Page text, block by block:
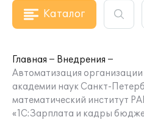
Каталог
Главная
Внедрения
Автоматизация
академии наук Санкт-
математический институт
«1С:Зарплата и кадры